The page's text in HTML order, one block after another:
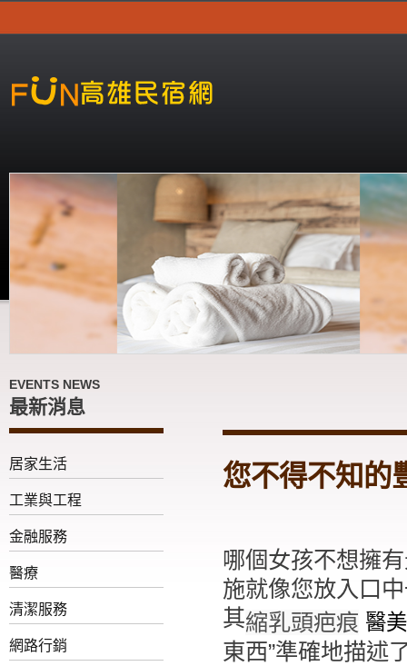
EVENTS NEWS
最新消息
居家生活
工業與工程
金融服務
醫療
清潔服務
網路行銷
您不得不知的
哪個女孩不想擁
施就像您放入口
其縮乳頭疤痕 醫
東西”準確地描述